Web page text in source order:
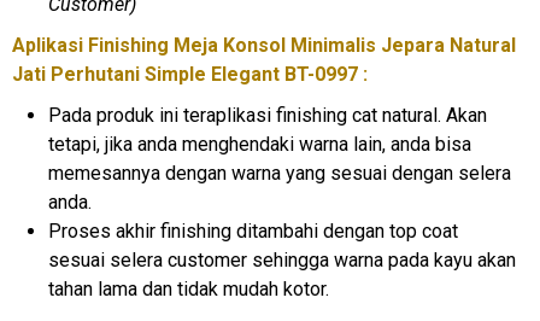
Customer)
Aplikasi Finishing Meja Konsol Minimalis Jepara Natural
Jati Perhutani Simple Elegant BT-0997 :
Pada produk ini teraplikasi finishing cat natural. Akan
tetapi, jika anda menghendaki warna lain, anda bisa
memesannya dengan warna yang sesuai dengan selera
anda.
Proses akhir finishing ditambahi dengan top coat
sesuai selera customer sehingga warna pada kayu akan
tahan lama dan tidak mudah kotor.